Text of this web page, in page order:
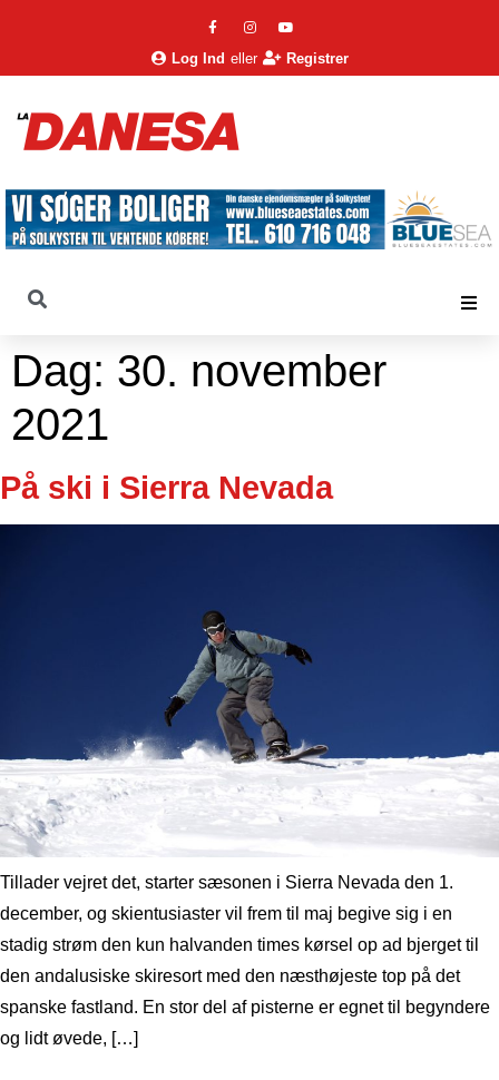
Log Ind eller Registrer
Dag: 30. november
2021
På ski i Sierra Nevada
Tillader vejret det, starter sæsonen i Sierra Nevada den 1.
december, og skientusiaster vil frem til maj begive sig i en
stadig strøm den kun halvanden times kørsel op ad bjerget til
den andalusiske skiresort med den næsthøjeste top på det
spanske fastland. En stor del af pisterne er egnet til begyndere
og lidt øvede, […]